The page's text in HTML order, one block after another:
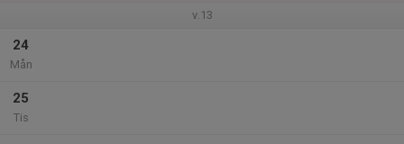
v.13
24
Mån
25
Tis